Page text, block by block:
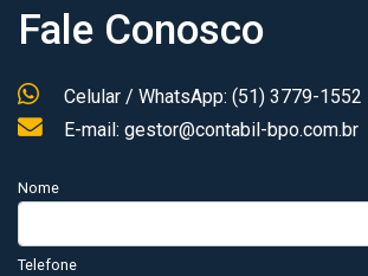
Fale Conosco
Celular / WhatsApp: (51) 3779-1552
E-mail: gestor@contabil-bpo.com.br
Nome
Telefone